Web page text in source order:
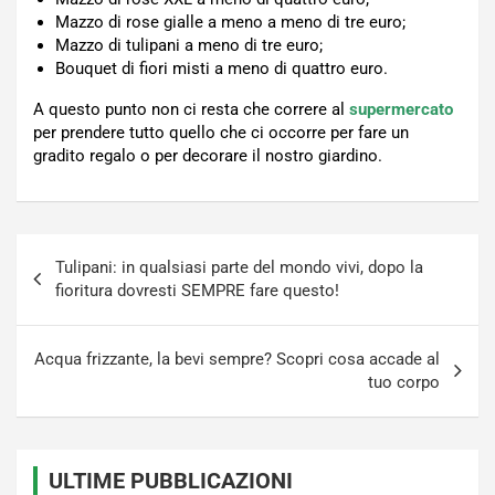
Mazzo di rose gialle a meno a meno di tre euro;
Mazzo di tulipani a meno di tre euro;
Bouquet di fiori misti a meno di quattro euro.
A questo punto non ci resta che correre al supermercato
per prendere tutto quello che ci occorre per fare un
gradito regalo o per decorare il nostro giardino.
articoli
Tulipani: in qualsiasi parte del mondo vivi, dopo la
fioritura dovresti SEMPRE fare questo!
Acqua frizzante, la bevi sempre? Scopri cosa accade al
tuo corpo
ULTIME PUBBLICAZIONI